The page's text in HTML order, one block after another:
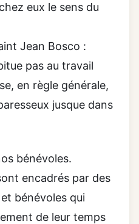
eux le sens du
Jean Bosco :
pas au travail
en règle générale,
jusque dans
bénévoles.
encadrés par des
bénévoles qui
de leur temps